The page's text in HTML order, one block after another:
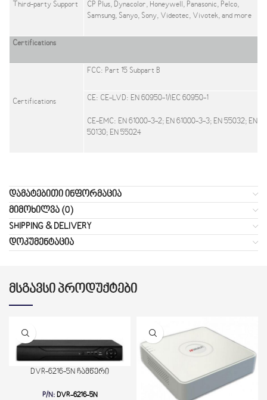
Third-party Support
CP Plus, Dynacolor, Honeywell, Panasonic, Pelco,
Samsung, Sanyo, Sony, Videotec, Vivotek, and more
Certifications
Certifications
FCC: Part 15 Subpart B
CE: CE-LVD: EN 60950-1/IEC 60950-1
CE-EMC: EN 61000-3-2; EN 61000-3-3; EN 55032; EN
50130; EN 55024
ᲓᲐᲛᲐᲢᲔᲑᲘᲗᲘ ᲘᲜᲤᲝᲠᲛᲐᲪᲘᲐ
ᲛᲘᲛᲝᲮᲘᲚᲕᲐ (0)
SHIPPING & DELIVERY
ᲓᲝᲙᲣᲛᲔᲜᲢᲐᲪᲘᲐ
ᲛᲡᲒᲐᲕᲡᲘ ᲞᲠᲝᲓᲣᲥᲢᲔᲑᲘ
DVR-6216-5N ჩამწერი
P/N: DVR-6216-5N